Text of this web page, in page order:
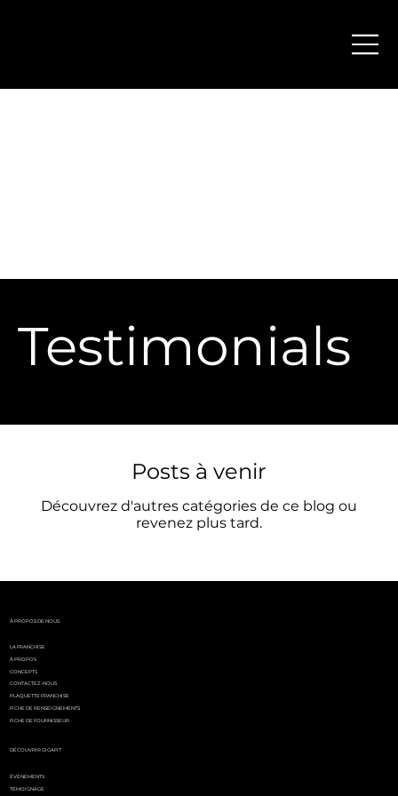
Testimonials
Posts à venir
Découvrez d'autres catégories de ce blog ou
revenez plus tard.
DÉCOUVRIR GIGAFIT
ÉVÉNEMENTS
TÉMOIGNAGE
À PROPOS DE NOUS
LA FRANCHISE
À PROPOS
CONCEPTS
CONTACTEZ-NOUS
PLAQUETTE FRANCHISE
FICHE DE RENSEIGNEMENTS
FICHE DE FOURNISSEUR